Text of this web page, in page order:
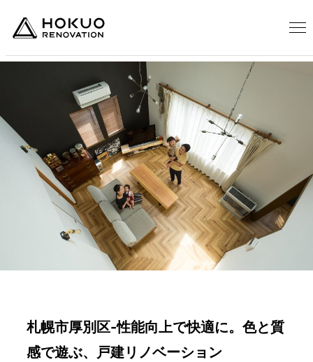
札幌市厚別区-性能向上で快適に。色と質
感で遊ぶ、戸建リノベーション